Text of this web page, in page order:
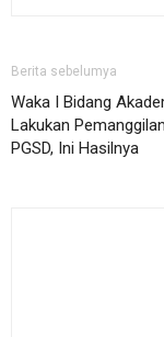
Berita sebelumya
Waka I Bidang
Lakukan
PGSD, Ini Hasilnya